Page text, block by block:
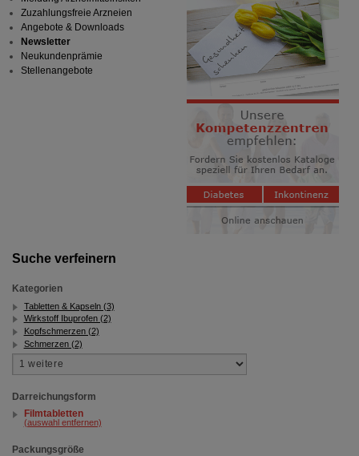
Suche verfeinern
Kategorien
Tabletten & Kapseln (3)
Wirkstoff Ibuprofen (2)
Kopfschmerzen (2)
Schmerzen (2)
Darreichungsform
Filmtabletten
(auswahl entfernen)
Packungsgröße
Zuzahlungsfreie Arzneien
Angebote & Downloads
Newsletter
Neukundenprämie
Stellenangebote